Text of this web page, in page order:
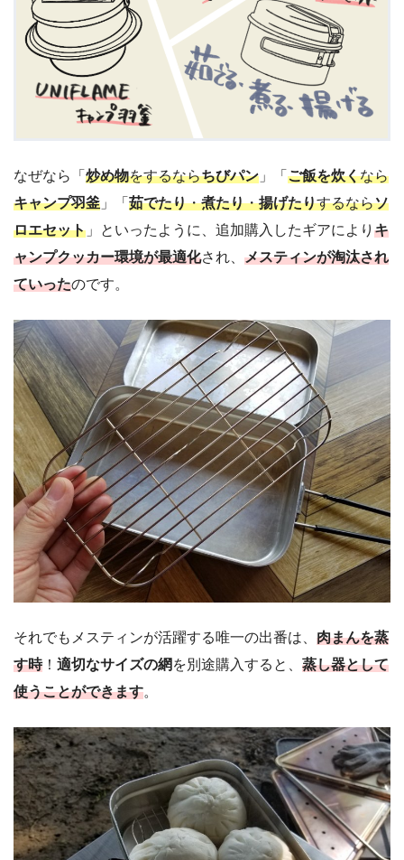
なぜなら「 炒め物をするならちびパン 」「 ご飯を炊くなら
キャンプ羽釜 」「 茹でたり・煮たり・揚げたりするならソ
ロエセット 」といったように、追加購入したギアにより キ
ャンプクッカー環境が最適化され、 メスティンが淘汰され
ていったのです。
それでもメスティンが活躍する唯一の出番は、 肉まんを蒸
す時！ 適切なサイズの網 を別途購入すると、 蒸し器として
使うことができます。